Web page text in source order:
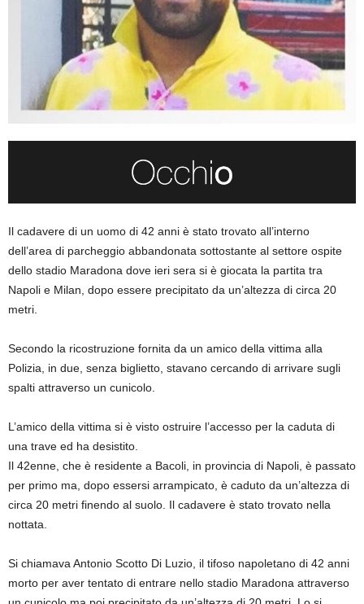
Il cadavere di un uomo di 42 anni è stato trovato all’interno
dell’area di parcheggio abbandonata sottostante al settore ospite
dello stadio Maradona dove ieri sera si è giocata la partita tra
Napoli e Milan, dopo essere precipitato da un’altezza di circa 20
metri.
Secondo la ricostruzione fornita da un amico della vittima alla
Polizia, in due, senza biglietto, stavano cercando di arrivare sugli
spalti attraverso un cunicolo.
L’amico della vittima si è visto ostruire l’accesso per la caduta di
una trave ed ha desistito.
Il 42enne, che è residente a Bacoli, in provincia di Napoli, è passato
per primo ma, dopo essersi arrampicato, è caduto da un’altezza di
circa 20 metri finendo al suolo. Il cadavere è stato trovato nella
nottata.
Si chiamava Antonio Scotto Di Luzio, il tifoso napoletano di 42 anni
morto per aver tentato di entrare nello stadio Maradona attraverso